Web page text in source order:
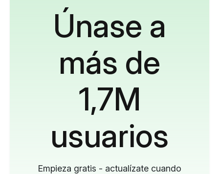
Únase a
más de
1,7M
usuarios
Empieza gratis - actualízate cuando